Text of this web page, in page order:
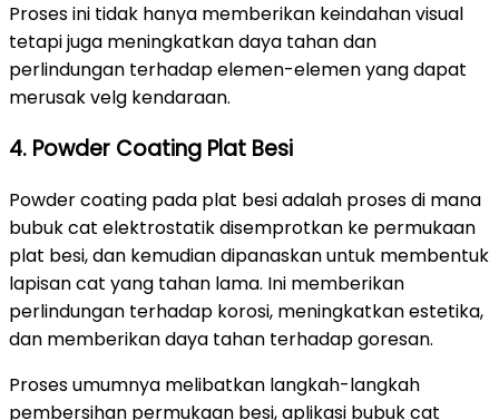
Proses ini tidak hanya memberikan keindahan visual
tetapi juga meningkatkan daya tahan dan
perlindungan terhadap elemen-elemen yang dapat
merusak velg kendaraan.
4. Powder Coating Plat Besi
Powder coating pada plat besi adalah proses di mana
bubuk cat elektrostatik disemprotkan ke permukaan
plat besi, dan kemudian dipanaskan untuk membentuk
lapisan cat yang tahan lama. Ini memberikan
perlindungan terhadap korosi, meningkatkan estetika,
dan memberikan daya tahan terhadap goresan.
Proses umumnya melibatkan langkah-langkah
pembersihan permukaan besi, aplikasi bubuk cat